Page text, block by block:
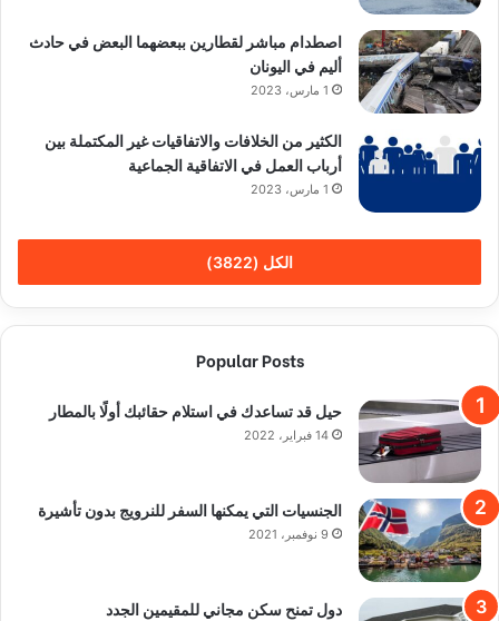
اصطدام مباشر لقطارين ببعضهما البعض في حادث
أليم في اليونان
1 مارس، 2023
الكثير من الخلافات والاتفاقيات غير المكتملة بين
أرباب العمل في الاتفاقية الجماعية
1 مارس، 2023
الكل (3822)
Popular Posts
حيل قد تساعدك في استلام حقائبك أولًا بالمطار
14 فبراير، 2022
الجنسيات التي يمكنها السفر للنرويج بدون تأشيرة
9 نوفمبر، 2021
دول تمنح سكن مجاني للمقيمين الجدد